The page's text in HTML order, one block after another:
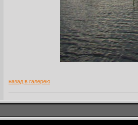
назад в галерею